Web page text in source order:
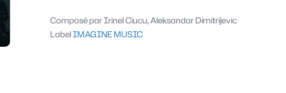
Composé parIrinel Ciucu, Aleksandar Dimitrijevic
LabelIMAGINE MUSIC